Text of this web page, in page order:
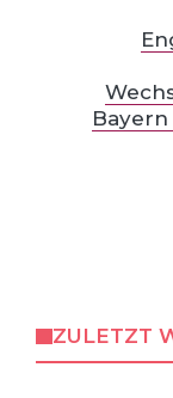
ZULETZT